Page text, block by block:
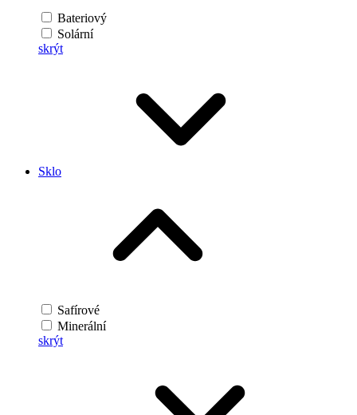
Bateriový
Solární
skrýt
Sklo
Safírové
Minerální
skrýt